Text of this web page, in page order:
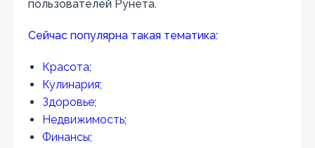
пользователей Рунета.
Сейчас популярна такая тематика:
Красота;
Кулинария;
Здоровье;
Недвижимость;
Финансы;